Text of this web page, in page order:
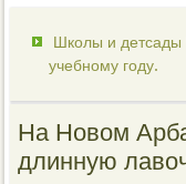
Школы и детсады
учебному году.
На Новом
длинную